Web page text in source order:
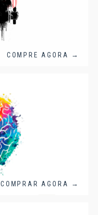
COMPRE AGORA →
COMPRAR AGORA →